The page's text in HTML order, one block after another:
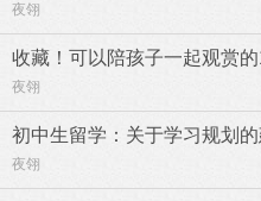
夜翎
收藏！可以陪孩子一起观赏
夜翎
初中生留学：关于学习规划
夜翎